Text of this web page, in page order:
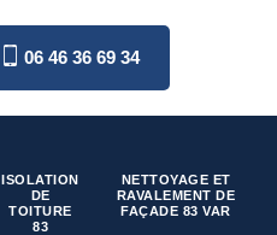
06 46 36 69 34
ISOLATION
DE
TOITURE
83
NETTOYAGE ET
RAVALEMENT DE
FAÇADE 83 VAR